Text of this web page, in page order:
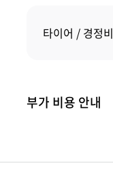
타이어 경정비
부가 비용 안내